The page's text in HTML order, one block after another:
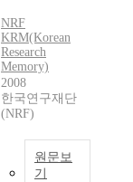
NRF
KRM(Korean
Research
Memory)
2008
한국연구재단
(NRF)
원문보
기